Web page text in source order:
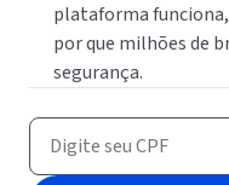
plataforma funciona,
por que milhões de
segurança.